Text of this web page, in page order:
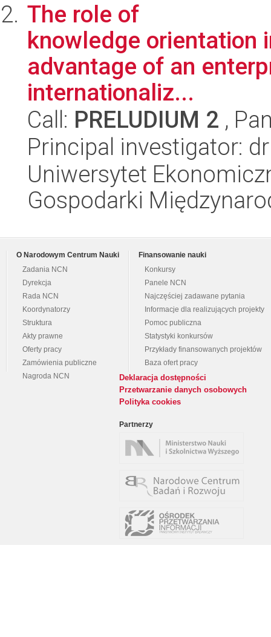
The role of
knowledge orientation
advantage of an
internationaliz...
Call: PRELUDIUM 2 ,
Principal investigator:
Uniwersytet
Gospodarki
O Narodowym Centrum Nauki
Zadania NCN
Dyrekcja
Rada NCN
Koordynatorzy
Struktura
Akty prawne
Oferty pracy
Zamówienia publiczne
Nagroda NCN
Finansowanie nauki
Konkursy
Panele NCN
Najczęściej zadawane pytania
Informacje dla realizujących projekty
Pomoc publiczna
Statystyki konkursów
Przykłady finansowanych projektów
Baza ofert pracy
Deklaracja dostępności
Przetwarzanie danych osobowych
Polityka cookies
Partnerzy